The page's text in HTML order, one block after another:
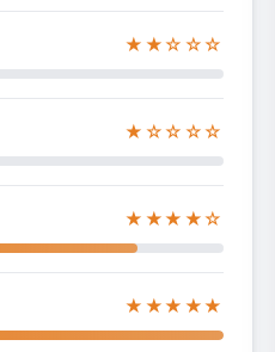
★★☆☆☆
★☆☆☆☆
★★★★☆
★★★★★